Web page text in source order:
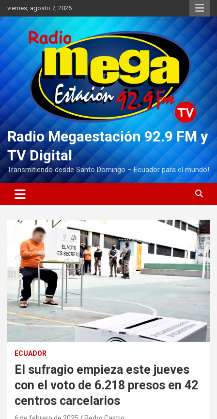
Saltar
al
contenido
viernes, agosto 7, 2026
Radio Megaestación 92.9 FM y
TV Digital
Transmitiendo desde Santo Domingo – Ecuador para el mundo!
ECUADOR
El sufragio empieza este jueves
con el voto de 6.218 presos en 42
centros carcelarios